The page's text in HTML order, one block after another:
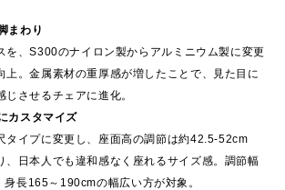
まわり
を、S300のナイロン製からアルミニウム製に変更
上。金属素材の重厚感が増したことで、見た目に
させるチェアに進化。
カスタマイズ
タイプに変更し、座面高の調節は約42.5-52cm
、日本人でも違和感なく座れるサイズ感。調節幅
長165～190cmの幅広い方が対象。